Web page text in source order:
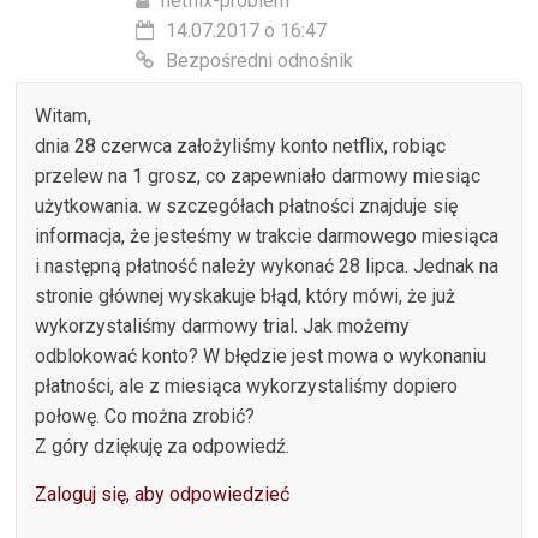
14.07.2017 o 16:47
Bezpośredni odnośnik
Witam,
dnia 28 czerwca założyliśmy konto netflix, robiąc
przelew na 1 grosz, co zapewniało darmowy miesiąc
użytkowania. w szczegółach płatności znajduje się
informacja, że jesteśmy w trakcie darmowego miesiąca
i następną płatność należy wykonać 28 lipca. Jednak na
stronie głównej wyskakuje błąd, który mówi, że już
wykorzystaliśmy darmowy trial. Jak możemy
odblokować konto? W błędzie jest mowa o wykonaniu
płatności, ale z miesiąca wykorzystaliśmy dopiero
połowę. Co można zrobić?
Z góry dziękuję za odpowiedź.
Zaloguj się, aby odpowiedzieć